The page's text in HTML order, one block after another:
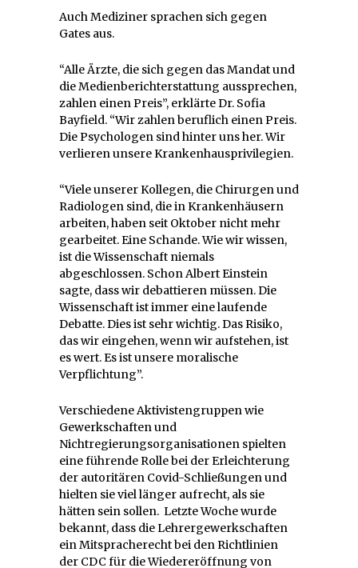
Auch Mediziner sprachen sich gegen
Gates aus.
“Alle Ärzte, die sich gegen das Mandat und
die Medienberichterstattung aussprechen,
zahlen einen Preis”, erklärte Dr. Sofia
Bayfield. “Wir zahlen beruflich einen Preis.
Die Psychologen sind hinter uns her. Wir
verlieren unsere Krankenhausprivilegien.
“Viele unserer Kollegen, die Chirurgen und
Radiologen sind, die in Krankenhäusern
arbeiten, haben seit Oktober nicht mehr
gearbeitet. Eine Schande. Wie wir wissen,
ist die Wissenschaft niemals
abgeschlossen. Schon Albert Einstein
sagte, dass wir debattieren müssen. Die
Wissenschaft ist immer eine laufende
Debatte. Dies ist sehr wichtig. Das Risiko,
das wir eingehen, wenn wir aufstehen, ist
es wert. Es ist unsere moralische
Verpflichtung”.
Verschiedene Aktivistengruppen wie
Gewerkschaften und
Nichtregierungsorganisationen spielten
eine führende Rolle bei der Erleichterung
der autoritären Covid-Schließungen und
hielten sie viel länger aufrecht, als sie
hätten sein sollen. Letzte Woche wurde
bekannt, dass die Lehrergewerkschaften
ein Mitspracherecht bei den Richtlinien
der CDC für die Wiedereröffnung von